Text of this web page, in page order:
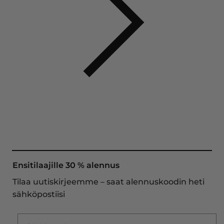
Ensitilaajille 30 % alennus
Tilaa uutiskirjeemme – saat alennuskoodin heti
sähköpostiisi